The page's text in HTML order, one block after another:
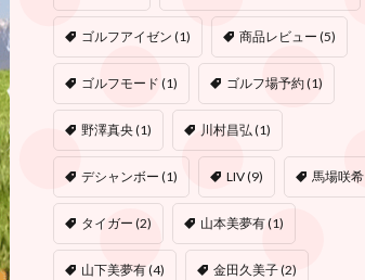
ゴルフアイゼン (1) 商品レビュー (5)
ゴルフモード (1) ゴルフ場予約(1)
野澤真央(1) 川村昌弘(1)
デシャンボー (1) LIV(9) 馬場咲希
タイガー (2) 山本美夢有(1)
山下美夢有(4) 金田久美子(2)